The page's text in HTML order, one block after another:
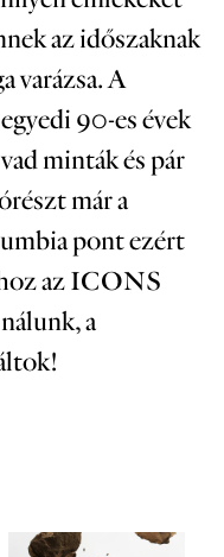
az időszaknak
varázsa. A
90-es évek
minták és pár
már a
pont ezért
az ICONS
a